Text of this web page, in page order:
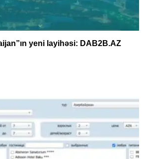
yeni layihəsi: DAB2B.AZ